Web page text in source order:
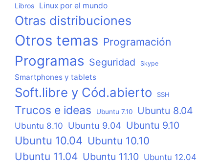
Libros Linux por el mundo
Otras distribuciones
Otros temas Programación
Programas Seguridad Skype
Smartphones y tablets
Soft.libre y Cód.abierto SSH
Trucos e ideas Ubuntu 7.10 Ubuntu 8.04
Ubuntu 8.10 Ubuntu 9.04 Ubuntu 9.10
Ubuntu 10.04 Ubuntu 10.10
Ubuntu 11.04 Ubuntu 11.10 Ubuntu 12.04